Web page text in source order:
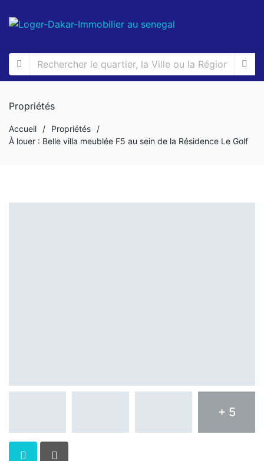
Propriétés
Accueil / Propriétés
/
À louer : Belle villa meublée F5 au sein de la Résidence Le Golf
+ 5